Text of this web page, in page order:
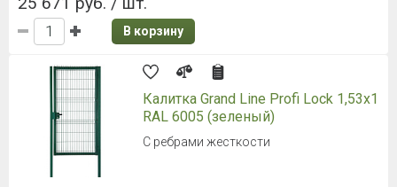
В корзину
Калитка Grand Line Profi Lock 1,53x1
RAL 6005 (зеленый)
С ребрами жесткости